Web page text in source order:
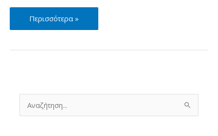
Ενίσχυση
του
επικουρικό
προσωπικό
Περισσότερα »
α